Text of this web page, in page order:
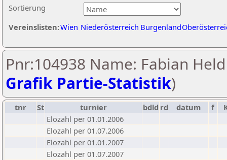
Sortierung
Vereinslisten:Wien Niederösterreich Burgenland
Pnr:104938 Name: Fabian
Grafik Partie-Statistik)
tnr St turnier bdld rd datum f
Elozahl per 01.01.2006
Elozahl per 01.07.2006
Elozahl per 01.01.2007
Elozahl per 01.07.2007